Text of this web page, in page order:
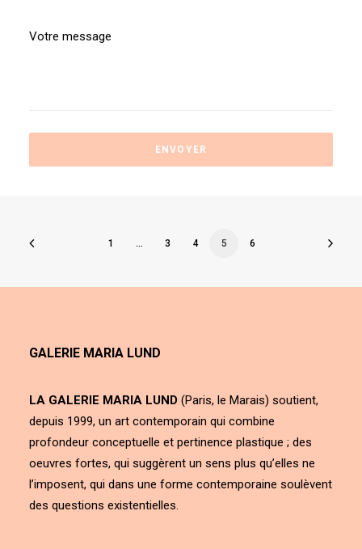
1 … 3 4 5 6
GALERIE MARIA LUND
LA GALERIE MARIA LUND (Paris, le Marais) soutient,
depuis 1999, un art contemporain qui combine
profondeur conceptuelle et pertinence plastique ; des
oeuvres fortes, qui suggèrent un sens plus qu’elles ne
l’imposent, qui dans une forme contemporaine soulèvent
des questions existentielles.